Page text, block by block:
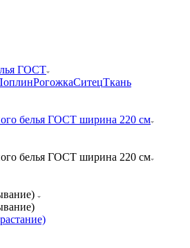
ГОСТ
РогожкаСитецТкань
белья ГОСТ ширина 220 см
белья ГОСТ ширина 220 см